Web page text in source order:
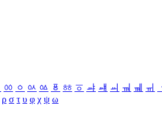
ㆀ ㆁ ㆂ ㆃ ㆄ ㆅ ㆆ ㆇ ㆈ ㆉ ㆊ ㆋ ㆌ ㆍ
ρ σ τ υ φ χ ψ ω